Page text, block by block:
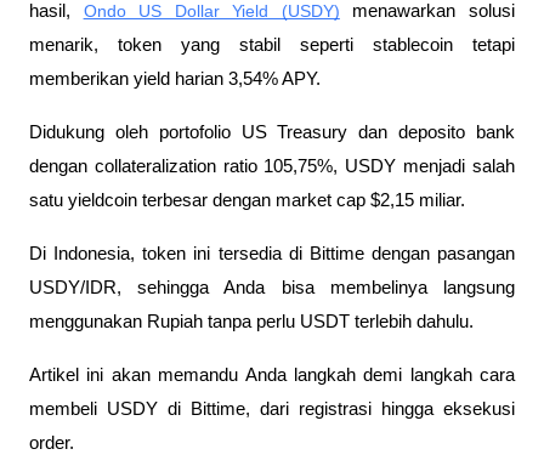
hasil, Ondo US Dollar Yield (USDY) menawarkan solusi
menarik, token yang stabil seperti stablecoin tetapi
memberikan yield harian 3,54% APY.
Didukung oleh portofolio US Treasury dan deposito bank
dengan collateralization ratio 105,75%, USDY menjadi salah
satu yieldcoin terbesar dengan market cap $2,15 miliar.
Di Indonesia, token ini tersedia di Bittime dengan pasangan
USDY/IDR, sehingga Anda bisa membelinya langsung
menggunakan Rupiah tanpa perlu USDT terlebih dahulu.
Artikel ini akan memandu Anda langkah demi langkah cara
membeli USDY di Bittime, dari registrasi hingga eksekusi
order.